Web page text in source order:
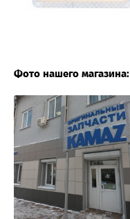
Фото нашего магазина: